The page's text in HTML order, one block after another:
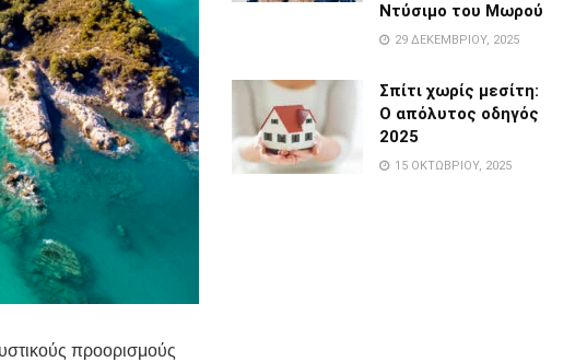
προορισμούς
Ντύσιμο του Μωρού
29 ΔΕΚΕΜΒΡΊΟΥ, 2025
Σπίτι χωρίς μεσίτη:
Ο απόλυτος οδηγός
2025
15 ΟΚΤΩΒΡΊΟΥ, 2025